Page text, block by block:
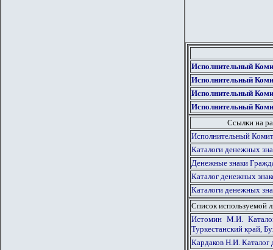
Исполнительный
Исполнительный
Исполнительный
Исполнительный
Ссылки на
Исполнительный
Каталоги денежных
Денежные знаки
Каталог денежных
Каталоги денежных
Список используемой
Истомин М.И.
Туркестанский край,
Кардаков Н.И. Каталог